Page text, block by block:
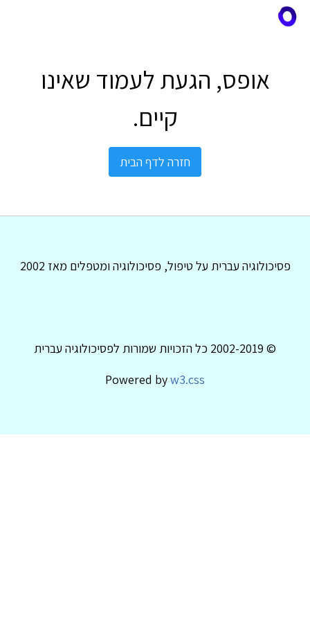
אופס, הגעת לעמוד שאינו
קיים.
חזרה לדף הבית
פסיכולוגיה עברית על טיפול, פסיכולוגיה ומטפלים מאז 2002
© 2002-2019 כל הזכויות שמורות לפסיכולוגיה עברית
Powered byw3.css